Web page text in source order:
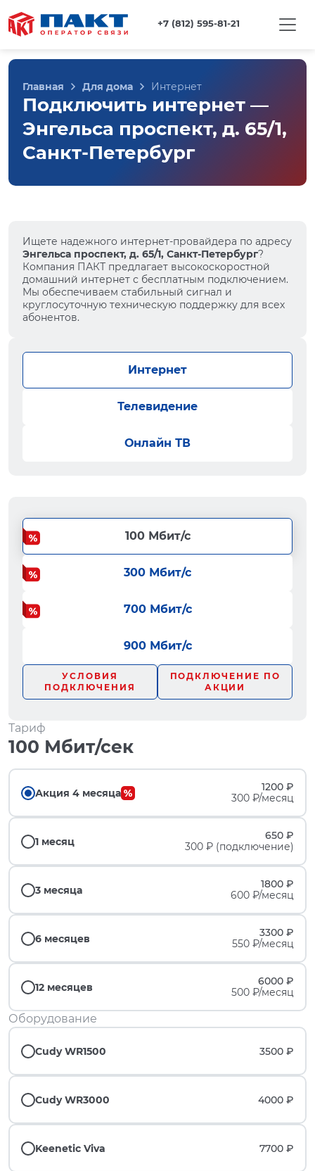
+7 (812) 595-81-21
Главная Для дома Интернет
Подключить интернет —
Энгельса проспект, д. 65/1,
Санкт-Петербург
Ищете надежного интернет-провайдера по адресу
Энгельса проспект, д. 65/1, Санкт-Петербург?
Компания ПАКТ предлагает высокоскоростной
домашний интернет с бесплатным подключением.
Мы обеспечиваем стабильный сигнал и
круглосуточную техническую поддержку для всех
абонентов.
Интернет
Телевидение
Онлайн ТВ
100 Мбит/с
300 Мбит/с
700 Мбит/с
900 Мбит/с
УСЛОВИЯ
ПОДКЛЮЧЕНИЯ
ПОДКЛЮЧЕНИЕ ПО
АКЦИИ
Тариф
100 Мбит/сек
Акция 4 месяца
1200 ₽
300 ₽/месяц
1 месяц
650 ₽
300 ₽ (подключение)
3 месяца
1800 ₽
600 ₽/месяц
6 месяцев
3300 ₽
550 ₽/месяц
12 месяцев
6000 ₽
500 ₽/месяц
Оборудование
Cudy WR1500 3500 ₽
Cudy WR3000 4000 ₽
Keenetic Viva 7700 ₽